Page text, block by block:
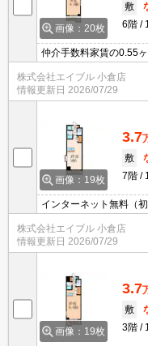
画像：20枚
敷
6階
仲介手数料家賃の0.55
株式会社エイブル 小倉店
情報更新日 2026/07/29
画像：19枚
3.7
敷
7階
インターネット無料（
キッチン。セブンイレ
株式会社エイブル 小倉店
情報更新日 2026/07/29
画像：19枚
3.7
敷
3階